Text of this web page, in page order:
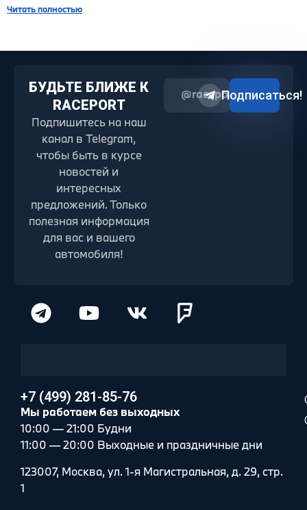
Читать полностью
БУДЬТЕ БЛИЖЕ К
RACEPORT
Подпишитесь на наш
канал в Telegram,
чтобы быть в курсе
новостей и
интересных
предложений. Только
полезная информация
для вас и вашего
автомобиля!
@raceport2022
Подписаться!
+7 (499) 281-85-76
Мы работаем без выходных
10:00 — 21:00 Будни
11:00 — 20:00 Выходные и праздничные дни
123007, Москва, ул. 1-я Магистральная, д. 29, стр.
1